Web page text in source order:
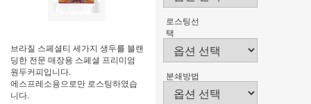
브라질 스페셜티 세가지 생두를 블랜
딩한 전문 매장용 스페셜 프리미엄
원두커피입니다.
에스프레소용으로만 로스팅하였습
니다.
로스팅선
택
분쇄방법